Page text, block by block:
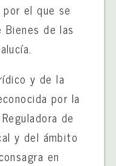
el que se
Bienes de las
y de la
por la
de
y del ámbito
en